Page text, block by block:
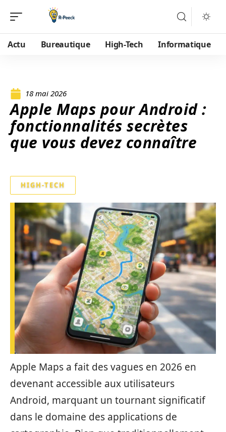
Actu Bureautique High-Tech Informatique
18 mai 2026
Apple Maps pour Android :
fonctionnalités secrètes
que vous devez connaître
HIGH-TECH
Apple Maps a fait des vagues en 2026 en
devenant accessible aux utilisateurs
Android, marquant un tournant significatif
dans le domaine des applications de